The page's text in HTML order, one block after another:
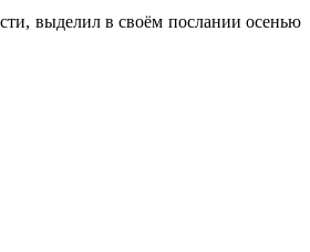
выделил в своём послании осенью